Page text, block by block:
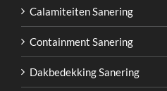
Calamiteiten Sanering
Containment Sanering
Dakbedekking Sanering